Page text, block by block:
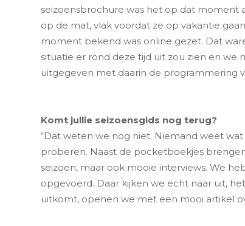
seizoensbrochure was het op dat moment
op de mat, vlak voordat ze op vakantie
moment bekend was online gezet. Dat
situatie er rond deze tijd uit zou zien en
uitgegeven met daarin de programmering
Komt jullie seizoensgids nog terug?
“Dat weten we nog niet. Niemand weet
proberen. Naast de pocketboekjes
seizoen, maar ook mooie interviews. We
opgevoerd. Daar kijken we echt naar uit,
uitkomt, openen we met een mooi artikel